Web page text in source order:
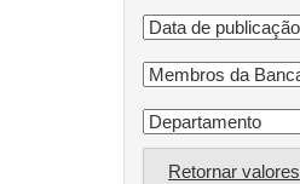
Retornar valores